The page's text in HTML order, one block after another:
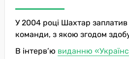
У 2004 році Шахтар заплатив
команди, з якою згодом
В інтерв’ю виданню